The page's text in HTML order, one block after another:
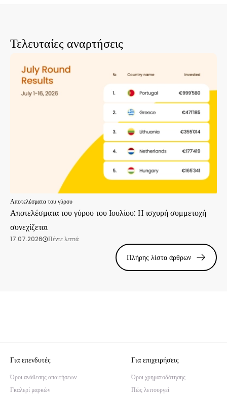
Τελευταίες αναρτήσεις
Αποτελέσματα του γύρου
Αποτελέσματα του γύρου του Ιουλίου: Η ισχυρή συμμετοχή
συνεχίζεται
17.07.2026 Πέντε λεπτά
Πλήρης λίστα άρθρων
Για επενδυτές
Όροι ανάθεσης απαιτήσεων
Γκαλερί μαρκών
Για επιχειρήσεις
Όροι χρηματοδότησης
Πώς λειτουργεί